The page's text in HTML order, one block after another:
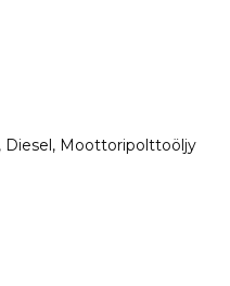
Diesel, Moottoripolttoöljy